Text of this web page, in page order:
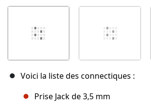
Voici la liste des connectiques :
Prise Jack de 3,5 mm